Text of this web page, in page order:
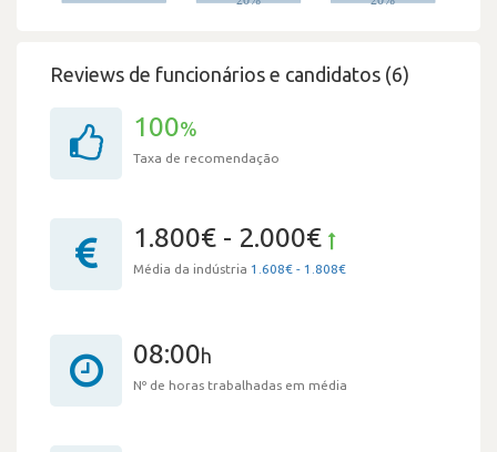
Reviews de funcionários e candidatos (6)
100%
Taxa de recomendação
1.800€ - 2.000€
Média da indústria 1.608€ - 1.808€
08:00h
Nº de horas trabalhadas em média